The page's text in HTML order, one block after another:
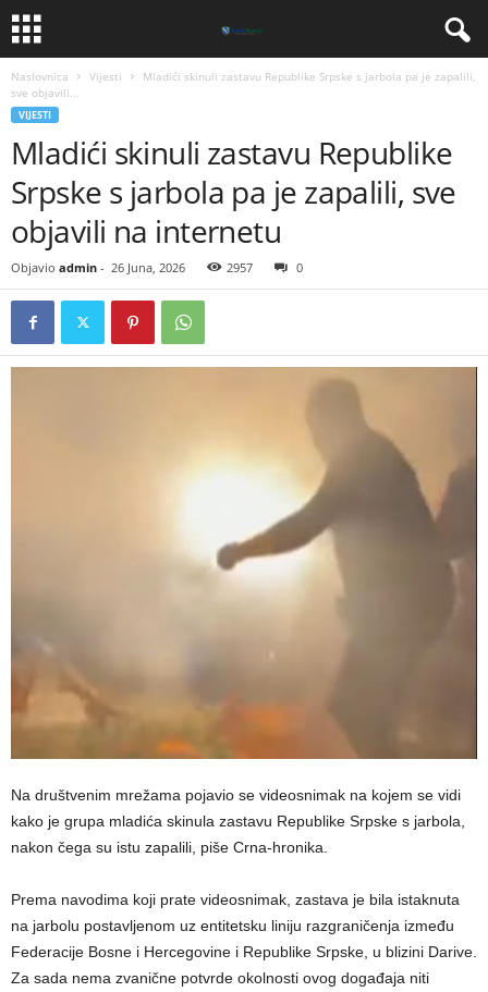
Naslovnica Vijesti
​Mladići skinuli zastavu Republike Srpske s jarbola pa je zapalili,
sve objavili...
VIJESTI
​Mladići skinuli zastavu Republike
Srpske s jarbola pa je zapalili, sve
objavili na internetu
Objavio admin - 26 Juna, 2026 2957 0
Na društvenim mrežama pojavio se videosnimak na kojem se vidi
kako je grupa mladića skinula zastavu Republike Srpske s jarbola,
nakon čega su istu zapalili, piše Crna-hronika.
Prema navodima koji prate videosnimak, zastava je bila istaknuta
na jarbolu postavljenom uz entitetsku liniju razgraničenja između
Federacije Bosne i Hercegovine i Republike Srpske, u blizini Darive.
Za sada nema zvanične potvrde okolnosti ovog događaja niti